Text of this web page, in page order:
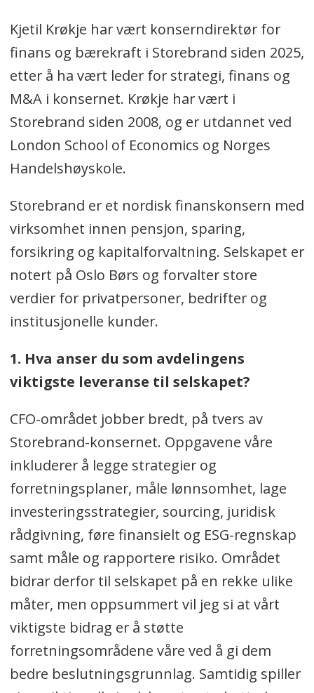
Kjetil Krøkje har vært konserndirektør for
finans og bærekraft i Storebrand siden 2025,
etter å ha vært leder for strategi, finans og
M&A i konsernet. Krøkje har vært i
Storebrand siden 2008, og er utdannet ved
London School of Economics og Norges
Handelshøyskole.
Storebrand er et nordisk finanskonsern med
virksomhet innen pensjon, sparing,
forsikring og kapitalforvaltning. Selskapet er
notert på Oslo Børs og forvalter store
verdier for privatpersoner, bedrifter og
institusjonelle kunder.
1. Hva anser du som avdelingens
viktigste leveranse til selskapet?
CFO-området jobber bredt, på tvers av
Storebrand-konsernet. Oppgavene våre
inkluderer å legge strategier og
forretningsplaner, måle lønnsomhet, lage
investeringsstrategier, sourcing, juridisk
rådgivning, føre finansielt og ESG-regnskap
samt måle og rapportere risiko. Området
bidrar derfor til selskapet på en rekke ulike
måter, men oppsummert vil jeg si at vårt
viktigste bidrag er å støtte
forretningsområdene våre ved å gi dem
bedre beslutningsgrunnlag. Samtidig spiller